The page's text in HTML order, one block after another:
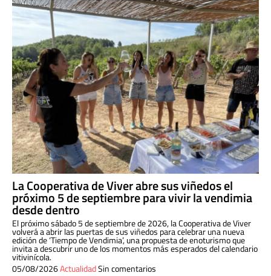
La Cooperativa de Viver abre sus viñedos el
próximo 5 de septiembre para vivir la vendimia
desde dentro
El próximo sábado 5 de septiembre de 2026, la Cooperativa de Viver
volverá a abrir las puertas de sus viñedos para celebrar una nueva
edición de ‘Tiempo de Vendimia’, una propuesta de enoturismo que
invita a descubrir uno de los momentos más esperados del calendario
vitivinícola.
05/08/2026ActualidadSin comentarios